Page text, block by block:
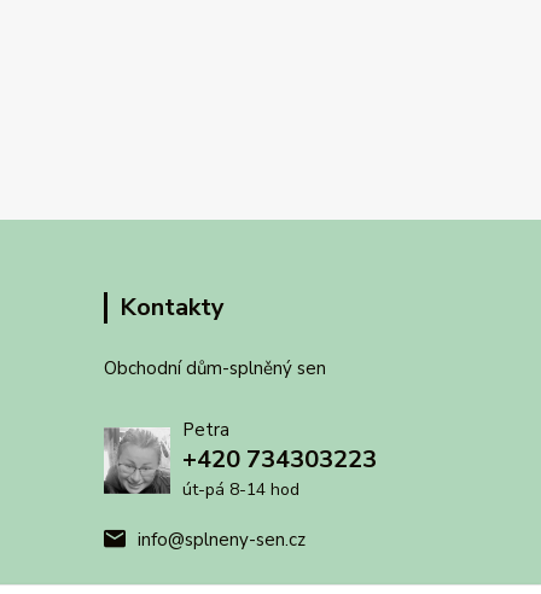
Kontakty
Obchodní dům-splněný sen
Petra
+420 734303223
út-pá 8-14 hod
info@splneny-sen.cz